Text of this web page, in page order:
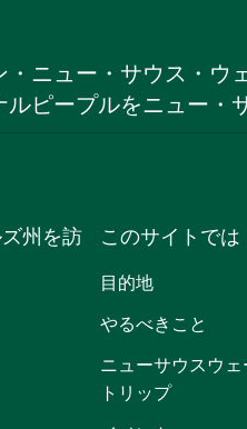
・ニュー・サウス・ウ
ルピープルをニュー・
州を訪
このサイトでは
目的地
やるべきこと
ニューサウスウ
トリップ